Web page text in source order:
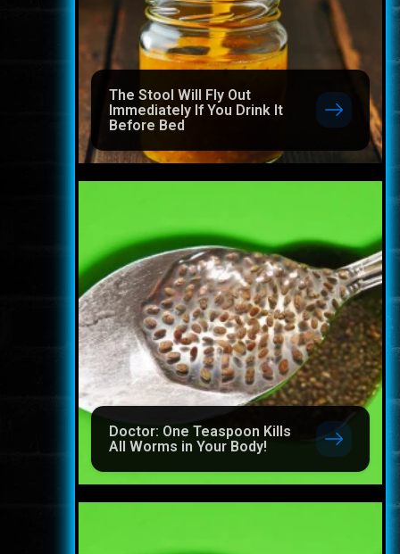
The Stool Will Fly Out
Immediately If You Drink It
Before Bed
Doctor: One Teaspoon Kills
All Worms in Your Body!